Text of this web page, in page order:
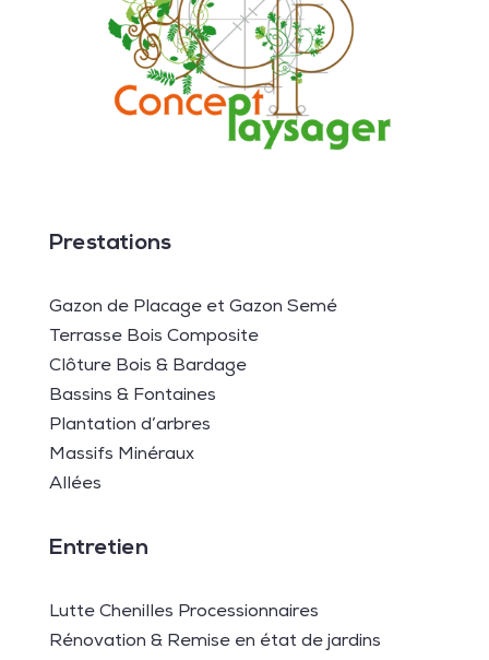
Prestations
Gazon de Placage et Gazon Semé
Terrasse Bois Composite
Clôture Bois & Bardage
Bassins & Fontaines
Plantation d’arbres
Massifs Minéraux
Allées
Entretien
Lutte Chenilles Processionnaires
Rénovation & Remise en état de jardins